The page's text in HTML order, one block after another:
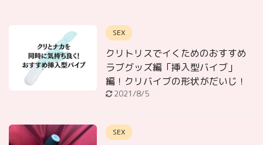
SEX
クリトリスでイくためのおすすめ
ラブグッズ編「挿入型バイブ」
編！クリバイブの形状がだいじ！
2021/8/5
SEX